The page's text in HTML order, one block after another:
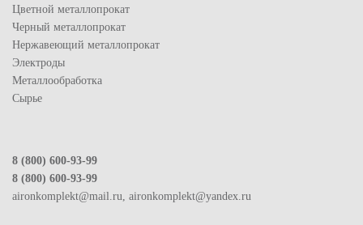
Цветной металлопрокат
Черный металлопрокат
Нержавеющий металлопрокат
Электроды
Металлообработка
Сырье
8 (800) 600-93-99
8 (800) 600-93-99
aironkomplekt@mail.ru, aironkomplekt@yandex.ru